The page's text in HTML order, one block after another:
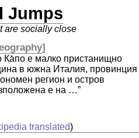
Jumps
are socially close
]
Ка̀по е малко пристанищно
в южна Италия, провинция
регион и остров
е на …”
translated)